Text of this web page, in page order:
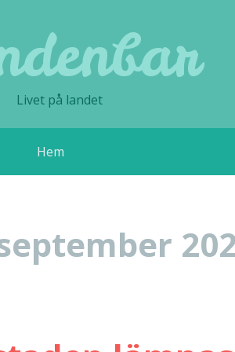
Livet på landet
Hem